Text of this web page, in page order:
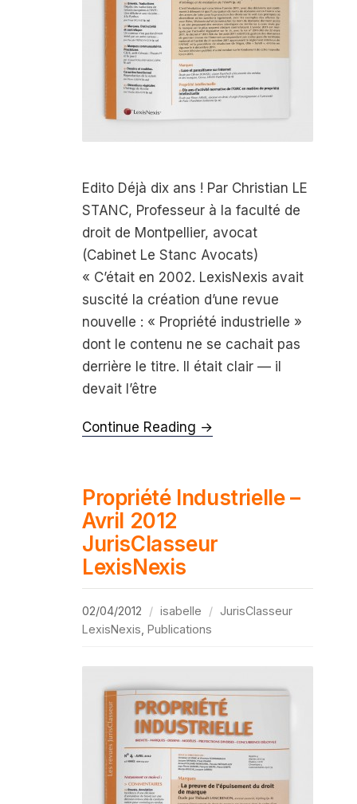
Edito Déjà dix ans ! Par Christian LE
STANC, Professeur à la faculté de
droit de Montpellier, avocat
(Cabinet Le Stanc Avocats)
« C’était en 2002. LexisNexis avait
suscité la création d’une revue
nouvelle : « Propriété industrielle »
dont le contenu ne se cachait pas
derrière le titre. Il était clair — il
devait l’être
Continue Reading →
Propriété Industrielle –
Avril 2012
JurisClasseur
LexisNexis
02/04/2012 isabelle
JurisClasseur
LexisNexis Publications